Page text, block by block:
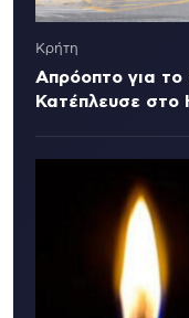
Κρήτη
Απρόοπτο για
Κατέπλευσε στο